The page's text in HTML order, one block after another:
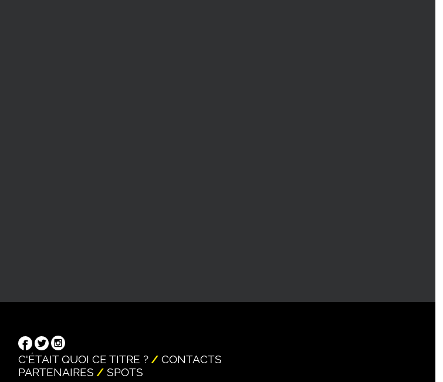
C'ÉTAIT QUOI CE TITRE ?
CONTACTS
PARTENAIRES
SPOTS